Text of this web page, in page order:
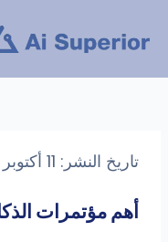
المحتوى
تاريخ النشر: 11 أكتوبر 2024
أهم مؤتمرات